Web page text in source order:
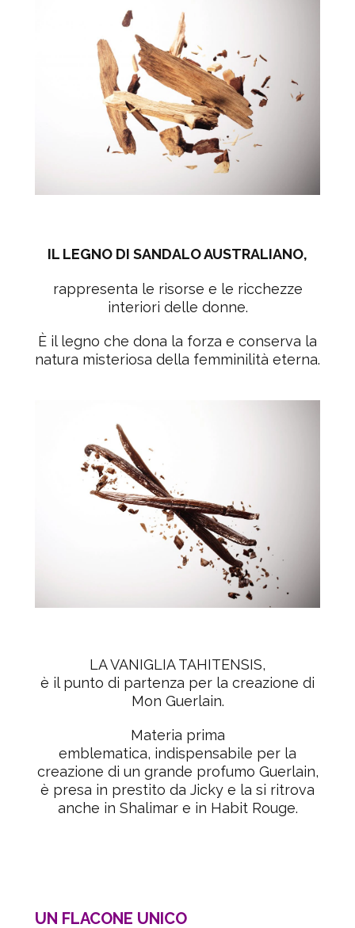
IL LEGNO DI SANDALO AUSTRALIANO,
rappresenta le risorse e le ricchezze
interiori delle donne.
È il legno che dona la forza e conserva la
natura misteriosa della femminilità eterna.
LA VANIGLIA TAHITENSIS,
è il punto di partenza per la creazione di
Mon Guerlain.
Materia prima
emblematica, indispensabile per la
creazione di un grande profumo Guerlain,
è presa in prestito da Jicky e la si ritrova
anche in Shalimar e in Habit Rouge.
UN FLACONE UNICO